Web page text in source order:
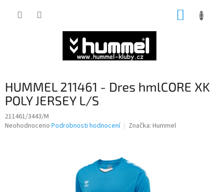
HUMMEL 211461 - Dres hmlCORE XK
POLY JERSEY L/S
211461/3443/M
Průměrné
Neohodnoceno Podrobnosti hodnocení Značka: Hummel